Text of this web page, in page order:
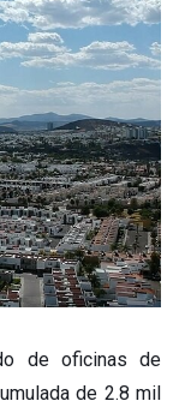
de oficinas de
de 2.8 mil